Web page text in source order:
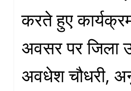
करते हुए
अवसर पर जिला
अवधेश चौधरी,